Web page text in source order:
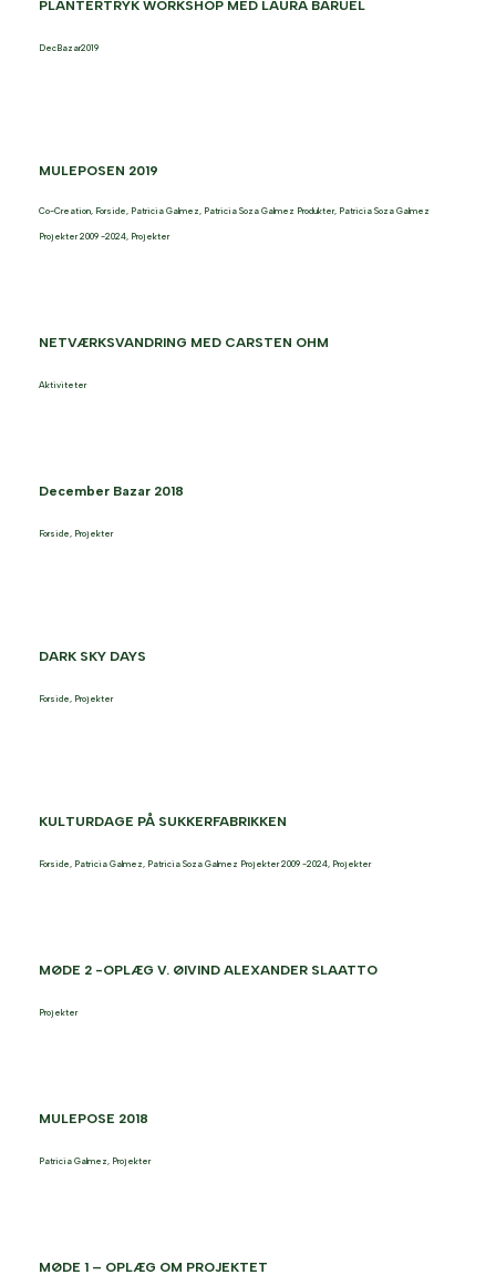
PLANTERTRYK WORKSHOP MED LAURA BARÜEL
DecBazar2019
MULEPOSEN 2019
Co-Creation, Forside, Patricia Galmez, Patricia Soza Galmez Produkter, Patricia Soza Galmez
Projekter 2009 -2024, Projekter
NETVÆRKSVANDRING MED CARSTEN OHM
Aktiviteter
December Bazar 2018
Forside, Projekter
DARK SKY DAYS
Forside, Projekter
KULTURDAGE PÅ SUKKERFABRIKKEN
Forside, Patricia Galmez, Patricia Soza Galmez Projekter 2009 -2024, Projekter
MØDE 2 -OPLÆG V. ØIVIND ALEXANDER SLAATTO
Projekter
MULEPOSE 2018
Patricia Galmez, Projekter
MØDE 1 – OPLÆG OM PROJEKTET